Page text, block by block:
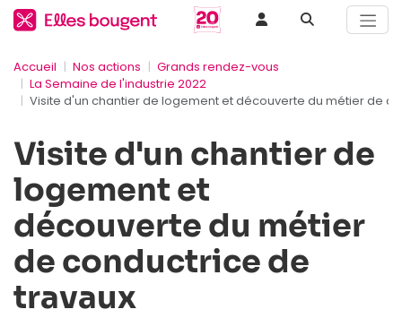
Accueil Nos actions
Grands rendez-vous
La Semaine de l'industrie 2022
Visite d'un chantier de logement et découverte du métier de
Visite d'un chantier de
logement et
découverte du métier
de conductrice de
travaux